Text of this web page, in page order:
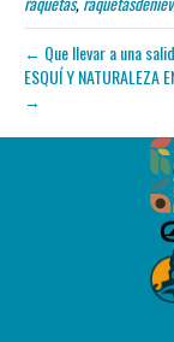
← Que llevar a una
ESQUÍ Y NATURALEZA
→